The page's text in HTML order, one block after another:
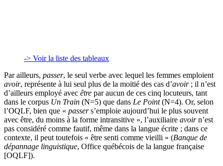
-> Voir la liste des tableaux
Par ailleurs, passer, le seul verbe avec lequel les femmes emploient
avoir, représente à lui seul plus de la moitié des cas d’avoir; il n’est
d’ailleurs employé avec être par aucun de ces cinq locuteurs, tant
dans le corpus Un Train (N=5) que dans Le Point(N=4). Or, selon
l’OQLF, bien que « passers’emploie aujourd’hui le plus souvent
avec être, du moins à la forme intransitive », l’auxiliaire avoirn’est
pas considéré comme fautif, même dans la langue écrite ; dans ce
contexte, il peut toutefois « être senti comme vieilli » (Banque de
dépannage linguistique, Office québécois de la langue française
[OQLF]).